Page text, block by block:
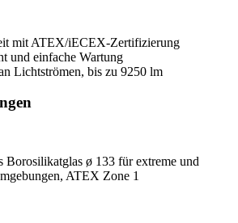
mit ATEX/iECEX-Zertifizierung
und einfache Wartung
Lichtströmen, bis zu 9250 lm
Borosilikatglas ø 133 für extreme und
ATEX Zone 1